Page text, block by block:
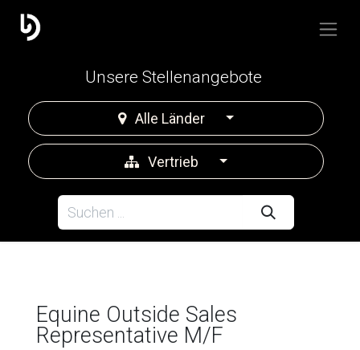
Unsere Stellenangebote
Alle Länder
Vertrieb
Equine Outside Sales
Representative M/F